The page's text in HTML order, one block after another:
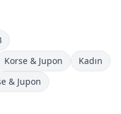
Korse & Jupon
Kadın
& Jupon